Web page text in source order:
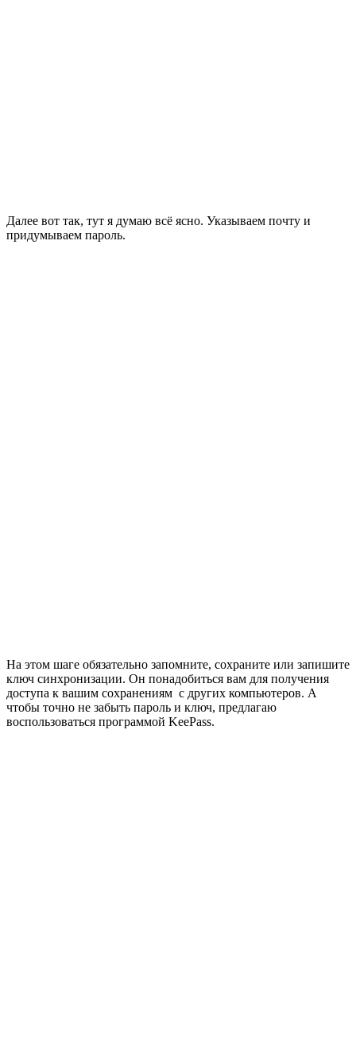
Далее вот так, тут я думаю всё ясно. Указываем почту и
придумываем пароль.
На этом шаге обязательно запомните, сохраните или запишите
ключ синхронизации. Он понадобиться вам для получения
доступа к вашим сохранениям с других компьютеров. А
чтобы точно не забыть пароль и ключ, предлагаю
воспользоваться программой KeePass.